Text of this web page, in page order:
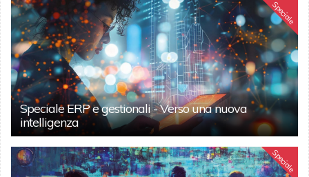
Speciale
Speciale ERP e gestionali - Verso una nuova
intelligenza
Speciale